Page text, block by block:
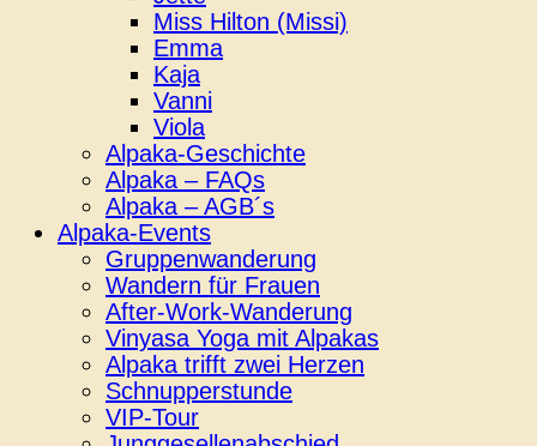
Miss Hilton (Missi)
Emma
Kaja
Vanni
Viola
Alpaka-Geschichte
Alpaka – FAQs
Alpaka – AGB´s
Alpaka-Events
Gruppenwanderung
Wandern für Frauen
After-Work-Wanderung
Vinyasa Yoga mit Alpakas
Alpaka trifft zwei Herzen
Schnupperstunde
VIP-Tour